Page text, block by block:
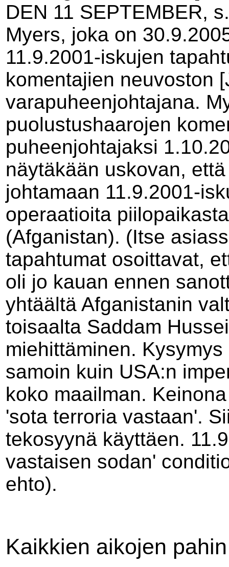
DEN 11 SEPTEMBER,
Myers, joka on
11.9.2001-iskujen
komentajien neuvoston
varapuheenjohtajana.
puolustushaarojen
puheenjohtajaksi
näytäkään uskovan,
johtamaan 11.9.2001-
operaatioita
(Afganistan). (Itse
tapahtumat osoittavat,
oli jo kauan ennen
yhtäältä Afganistanin
toisaalta Saddam
miehittäminen.
samoin kuin USA:n
koko maailman.
'sota terroria vastaan'.
tekosyynä käyttäen.
vastaisen sodan'
ehto).
Kaikkien aikojen